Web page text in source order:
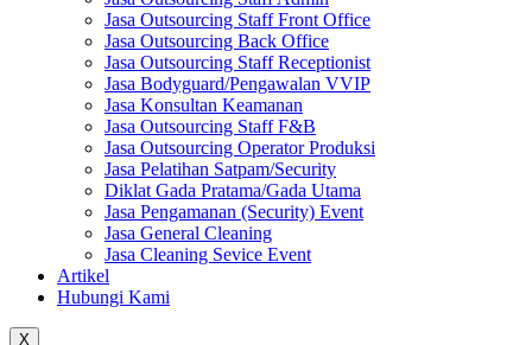
Jasa Outsourcing Staff Front Office
Jasa Outsourcing Back Office
Jasa Outsourcing Staff Receptionist
Jasa Bodyguard/Pengawalan VVIP
Jasa Konsultan Keamanan
Jasa Outsourcing Staff F&B
Jasa Outsourcing Operator Produksi
Jasa Pelatihan Satpam/Security
Diklat Gada Pratama/Gada Utama
Jasa Pengamanan (Security) Event
Jasa General Cleaning
Jasa Cleaning Sevice Event
Artikel
Hubungi Kami
X